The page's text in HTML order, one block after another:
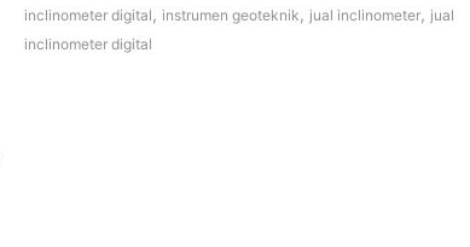
inclinometer digital , instrumen geoteknik , jual inclinometer, jual
inclinometer digital